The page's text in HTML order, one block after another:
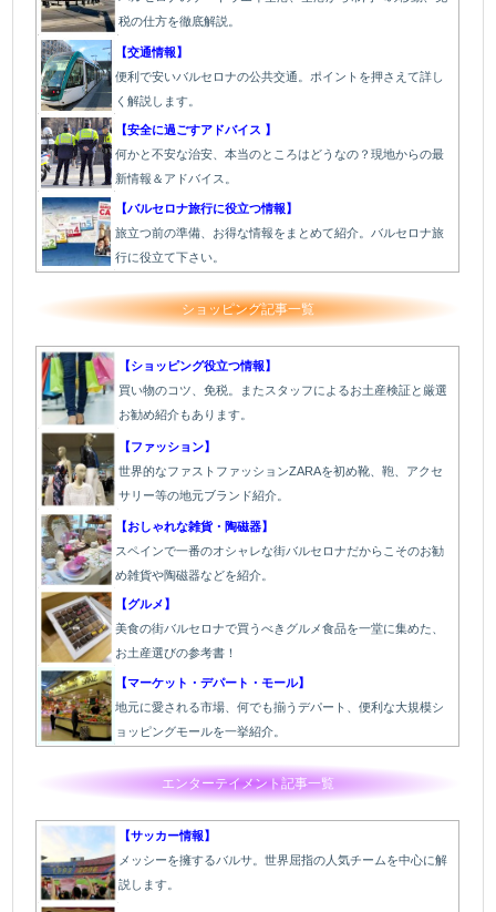
税の仕方を徹底解説。
【交通情報】
便利で安いバルセロナの公共交通。ポイントを押さえて詳し
く解説します。
【安全に過ごすアドバイス 】
何かと不安な治安、本当のところはどうなの？現地からの最
新情報＆アドバイス。
【バルセロナ旅行に役立つ情報】
旅立つ前の準備、お得な情報をまとめて紹介。バルセロナ旅
行に役立て下さい。
ショッピング記事一覧
【ショッピング役立つ情報】
買い物のコツ、免税。またスタッフによるお土産検証と厳選
お勧め紹介もあります。
【ファッション】
世界的なファストファッションZARAを初め靴、鞄、アクセ
サリー等の地元ブランド紹介。
【おしゃれな雑貨・陶磁器】
スペインで一番のオシャレな街バルセロナだからこそのお勧
め雑貨や陶磁器などを紹介。
【グルメ】
美食の街バルセロナで買うべきグルメ食品を一堂に集めた、
お土産選びの参考書！
【マーケット・デパート・モール】
地元に愛される市場、何でも揃うデパート、便利な大規模シ
ョッピングモールを一挙紹介。
エンターテイメント記事一覧
【サッカー情報】
メッシーを擁するバルサ。世界屈指の人気チームを中心に解
説します。